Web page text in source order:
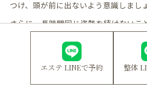
つけ、頭が前に出ないよう意識しまし
さらに、長時間同じ姿勢を続けないこ
しや背伸びを取り入れることで、背中
を和らげられます。実際に、こうした
エステ LINEで予約 整体